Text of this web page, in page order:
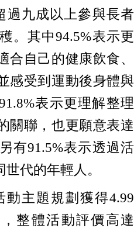
過九成以上參與長者
。其中94.5%表示更
合自己的健康飲食、
感受到運動後身體與
表示更理解整理
關聯，也更願意表達
有91.5%表示透過活
代的年輕人。
主題規劃獲得4.99
整體活動評價高達